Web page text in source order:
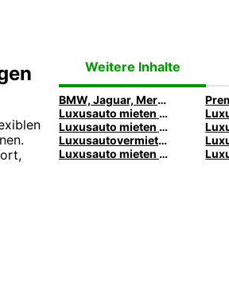
Weitere Inhalte
BMW, Jaguar, Mercedes | Premium Autos mieten| Europcar
Luxusauto mieten in Frankfurt – Premiumfahrzeuge von Europcar
Luxusauto mieten in Paris – Premiumfahrzeuge von Europcar
Luxusautovermietung in Melbourne – Premiumfahrzeuge von Europcar
Luxusauto mieten in Queenstown – Premiumfahrzeuge von Europcar